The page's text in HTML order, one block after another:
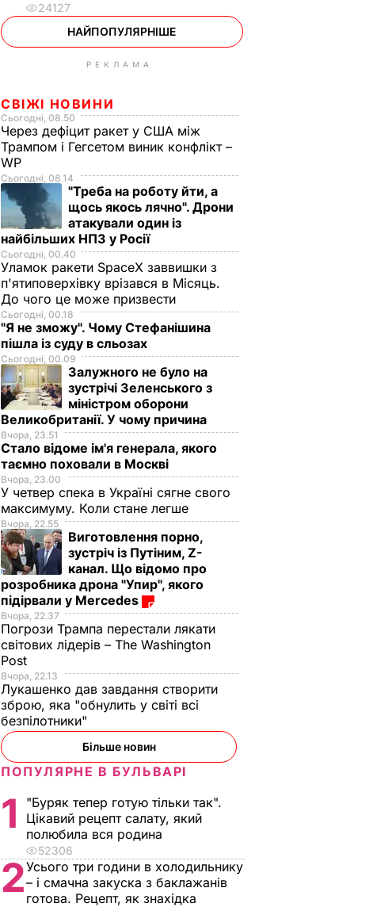
24127
НАЙПОПУЛЯРНІШЕ
РЕКЛАМА
СВІЖІ НОВИНИ
Сьогодні, 08.50
Через дефіцит ракет у США між
Трампом і Гегсетом виник конфлікт –
WP
Сьогодні, 08.14
"Треба на роботу йти, а
щось якось лячно". Дрони
атакували один із
найбільших НПЗ у Росії
Сьогодні, 00.40
Уламок ракети SpaceX заввишки з
п'ятиповерхівку врізався в Місяць.
До чого це може призвести
Сьогодні, 00.18
"Я не зможу". Чому Стефанішина
пішла із суду в сльозах
Сьогодні, 00.09
Залужного не було на
зустрічі Зеленського з
міністром оборони
Великобританії. У чому причина
Вчора, 23.51
Стало відоме ім'я генерала, якого
таємно поховали в Москві
Вчора, 23.00
У четвер спека в Україні сягне свого
максимуму. Коли стане легше
Вчора, 22.55
Виготовлення порно,
зустріч із Путіним, Z-
канал. Що відомо про
розробника дрона "Упир", якого
підірвали у Mercedes
Вчора, 22.37
Погрози Трампа перестали лякати
світових лідерів – The Washington
Post
Вчора, 22.13
Лукашенко дав завдання створити
зброю, яка "обнулить у світі всі
безпілотники"
Більше новин
ПОПУЛЯРНЕ В БУЛЬВАРІ
1
"Буряк тепер готую тільки так".
Цікавий рецепт салату, який
полюбила вся родина
52306
2Усього три години в холодильнику
– і смачна закуска з баклажанів
готова. Рецепт, як знахідка